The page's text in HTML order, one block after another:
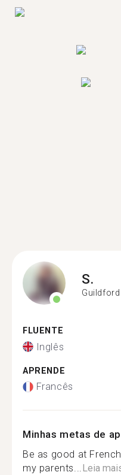
S.
Guildford
FLUENTE
Inglês
APRENDE
Francês
Minhas metas de
Be as good at
my parents...Leia